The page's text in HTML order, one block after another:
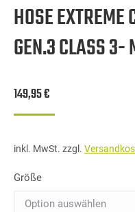
HOSE
GEN.3 CLASS 3-
149,95€
inkl. MwSt. zzgl.
Größe